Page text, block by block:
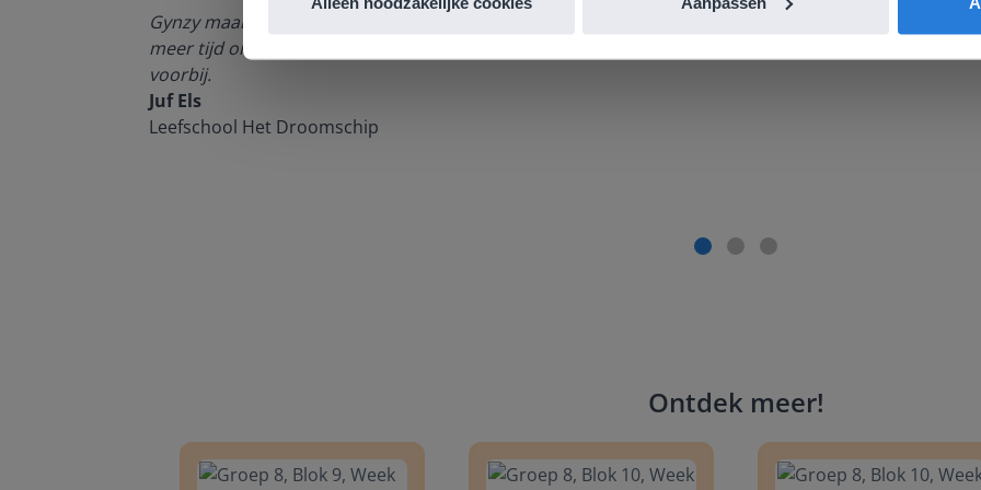
Gynzy maakt het lesgeven zoveel eenvoudiger én aantrekkelijker voor zowel de leerkracht als de
meer tijd om echt elke leerling de nodige aandacht te geven. Zinloos tijdsverlies van o.a. verbeteren
voorbij.
Juf Els
Leefschool Het Droomschip
Ontdek meer!